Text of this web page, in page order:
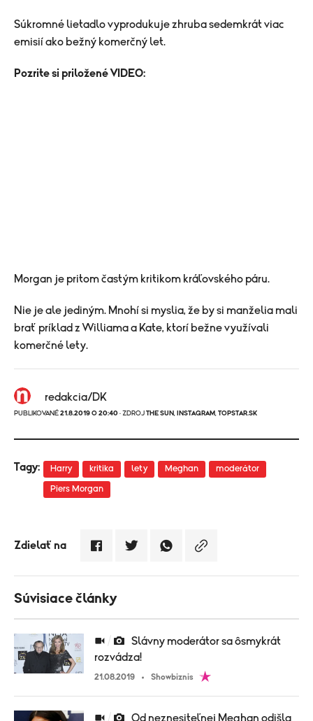
Súkromné lietadlo vyprodukuje zhruba sedemkrát viac
emisií ako bežný komerčný let.
Pozrite si priložené VIDEO:
Morgan je pritom častým kritikom kráľovského páru.
Nie je ale jediným. Mnohí si myslia, že by si manželia mali
brať príklad z Williama a Kate, ktorí bežne využívali
komerčné lety.
redakcia/DK
PUBLIKOVANÉ 21.8.2019 O 20:40 · ZDROJ THE SUN, INSTAGRAM, TOPSTAR.SK
Tagy: Harry kritika lety Meghan moderátor
Piers Morgan
Zdielať na
Súvisiace články
rozvádza!
21.08.2019 Showbiznis